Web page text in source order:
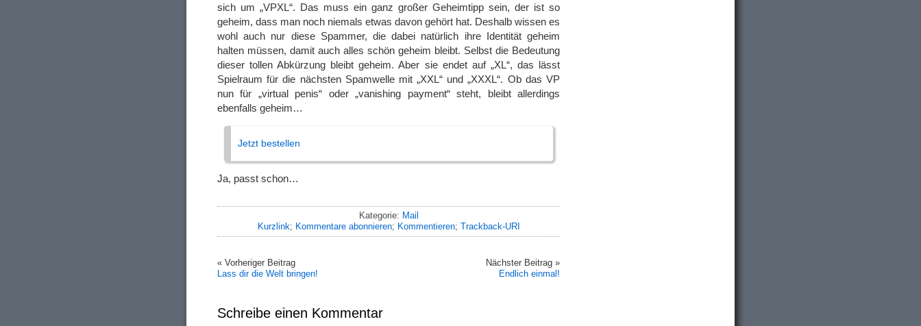
sich um „VPXL“. Das muss ein ganz großer Geheimtipp sein, der ist so
geheim, dass man noch niemals etwas davon gehört hat. Deshalb wissen es
wohl auch nur diese Spammer, die dabei natürlich ihre Identität geheim
halten müssen, damit auch alles schön geheim bleibt. Selbst die Bedeutung
dieser tollen Abkürzung bleibt geheim. Aber sie endet auf „XL“, das lässt
Spielraum für die nächsten Spamwelle mit „XXL“ und „XXXL“. Ob das VP
nun für „virtual penis“ oder „vanishing payment“ steht, bleibt allerdings
ebenfalls geheim…
Jetzt bestellen
Ja, passt schon…
Kategorie: Mail
Kurzlink; Kommentare abonnieren; Kommentieren; Trackback-URI
« Vorheriger Beitrag
Lass dir die Welt bringen!
Nächster Beitrag »
Endlich einmal!
Schreibe einen Kommentar